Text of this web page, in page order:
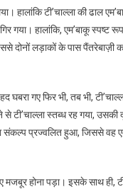
टी’चाल्ला की ढाल
गया। हालांकि, एम’बाकू
लड़ाकों के पास पैंतरेबाज़ी
गए फिर भी, तब भी,
टी’चाल्ला स्तब्ध रह गया, उसकी
प्रज्वलित हुआ, जिससे वह
होना पड़ा। इसके साथ ही,